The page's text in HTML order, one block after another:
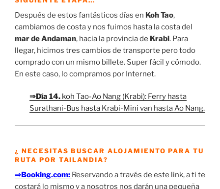
Después de estos fantásticos días en Koh Tao,
cambiamos de costa y nos fuimos hasta la costa del
mar de Andaman, hacia la provincia de Krabi. Para
llegar, hicimos tres cambios de transporte pero todo
comprado con un mismo billete. Super fácil y cómodo.
En este caso, lo compramos por Internet.
⇒Día 14. koh Tao-Ao Nang (Krabi): Ferry hasta
Surathani-Bus hasta Krabi-Mini van hasta Ao Nang.
¿ NECESITAS BUSCAR ALOJAMIENTO PARA TU
RUTA POR TAILANDIA?
⇒Booking.com: Reservando a través de este link, a ti te
costará lo mismo y a nosotros nos darán una pequeña